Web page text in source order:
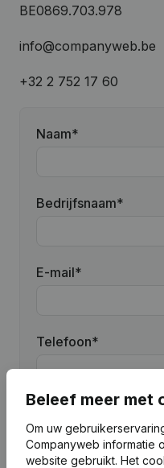
BE0869.703.978
info@companyweb.be
+32 2 752 17 60
Naam*
Bedrijfsnaam*
E-mail*
Telefoon*
Beleef meer met
Om uw
Companyweb informatie
website gebruikt. Het